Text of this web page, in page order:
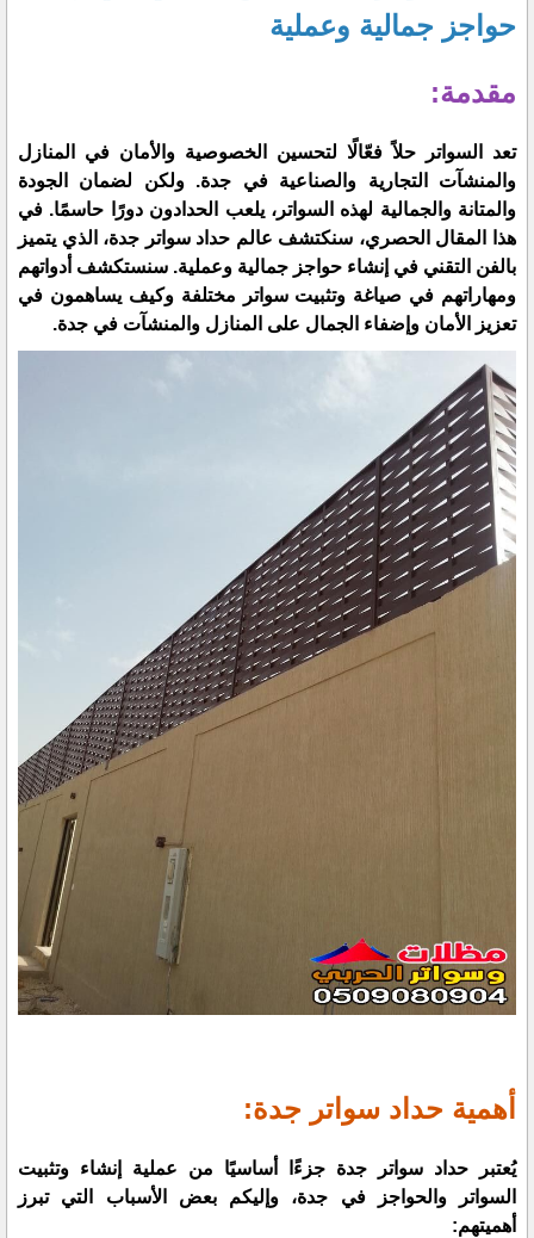
حواجز جمالية وعملية
مقدمة:
تعد السواتر حلاً فعّالًا لتحسين الخصوصية والأمان في المنازل
والمنشآت التجارية والصناعية في جدة. ولكن لضمان الجودة
والمتانة والجمالية لهذه السواتر، يلعب الحدادون دورًا حاسمًا. في
هذا المقال الحصري، سنكتشف عالم حداد سواتر جدة، الذي يتميز
بالفن التقني في إنشاء حواجز جمالية وعملية. سنستكشف أدواتهم
ومهاراتهم في صياغة وتثبيت سواتر مختلفة وكيف يساهمون في
تعزيز الأمان وإضفاء الجمال على المنازل والمنشآت في جدة.
أهمية حداد سواتر جدة:
يُعتبر حداد سواتر جدة جزءًا أساسيًا من عملية إنشاء وتثبيت
السواتر والحواجز في جدة، وإليكم بعض الأسباب التي تبرز
أهميتهم: